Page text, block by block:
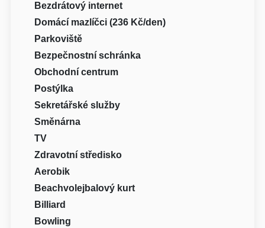
Bezdrátový internet
Domácí mazlíčci (236 Kč/den)
Parkoviště
Bezpečnostní schránka
Obchodní centrum
Postýlka
Sekretářské služby
Směnárna
TV
Zdravotní středisko
Aerobik
Beachvolejbalový kurt
Billiard
Bowling